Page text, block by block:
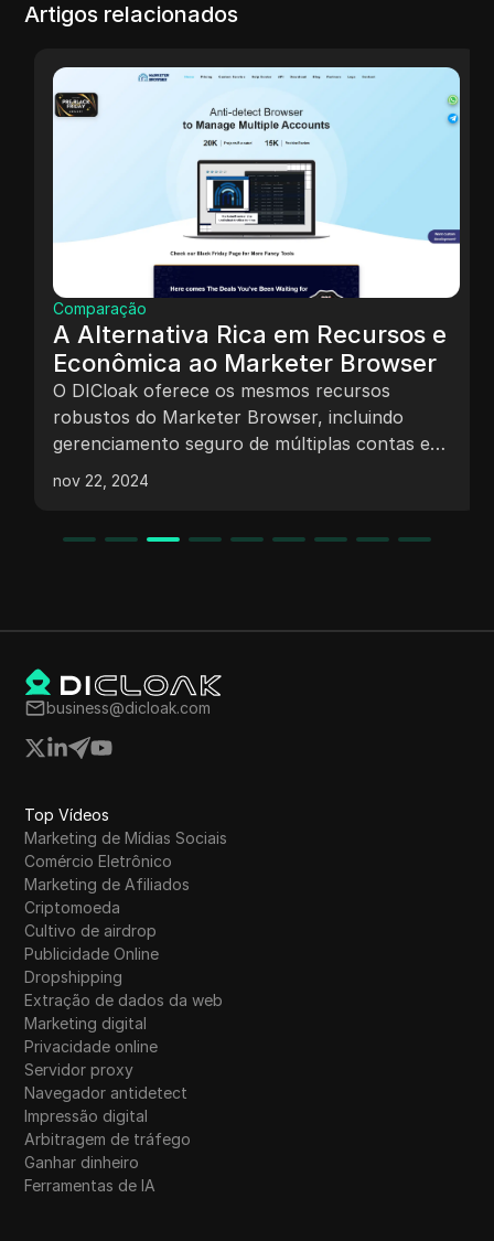
Artigos relacionados
Comparação
A Alternativa Rica em Recursos e
Econômica ao Marketer Browser
O DICloak oferece os mesmos recursos
robustos do Marketer Browser, incluindo
gerenciamento seguro de múltiplas contas e
mecanismos avançados de proteção, mas
oferece uma solução mais econômica sem
nov 22, 2024
business@dicloak.com
Top Vídeos
Marketing de Mídias Sociais
Comércio Eletrônico
Marketing de Afiliados
Criptomoeda
Cultivo de airdrop
Publicidade Online
Dropshipping
Extração de dados da web
Marketing digital
Privacidade online
Servidor proxy
Navegador antidetect
Impressão digital
Arbitragem de tráfego
Ganhar dinheiro
Ferramentas de IA